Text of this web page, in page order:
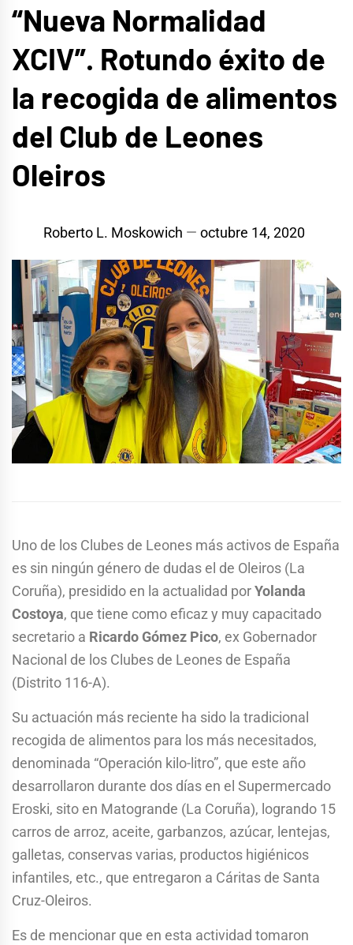
“Nueva Normalidad
XCIV”. Rotundo éxito de
la recogida de alimentos
del Club de Leones
Oleiros
Roberto L. Moskowich octubre 14, 2020
Uno de los Clubes de Leones más activos de España
es sin ningún género de dudas el de Oleiros (La
Coruña), presidido en la actualidad porYolanda
Costoya, que tiene como eficaz y muy capacitado
secretario a Ricardo Gómez Pico, ex Gobernador
Nacional de los Clubes de Leones de España
(Distrito 116-A).
Su actuación más reciente ha sido la tradicional
recogida de alimentos para los más necesitados,
denominada “Operación kilo-litro”, que este año
desarrollaron durante dos días en el Supermercado
Eroski, sito en Matogrande (La Coruña), logrando 15
carros de arroz, aceite, garbanzos, azúcar, lentejas,
galletas, conservas varias, productos higiénicos
infantiles, etc., que entregaron a Cáritas de Santa
Cruz-Oleiros.
Es de mencionar que en esta actividad tomaron